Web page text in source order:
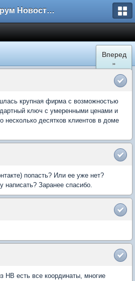
Форум Новостройки
Вперед
»
крупная фирма с возможностью
ключ с умеренными ценами и
несколько десятков клиентов в доме
попасть? Или ее уже нет?
написать? Заранее спасибо.
НВ есть все координаты, многие